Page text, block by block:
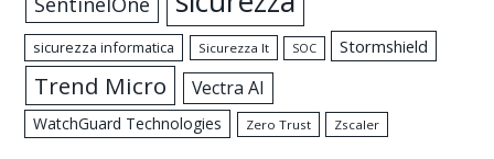
sicurezza informatica Sicurezza It SOC Stormshield
Trend Micro Vectra AI
WatchGuard Technologies Zero Trust Zscaler